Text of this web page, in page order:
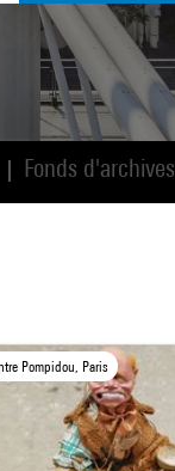
Fonds d'archives
Pompidou, Paris